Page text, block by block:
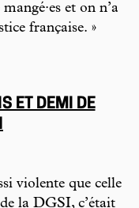
et on n’a
française. »
ET DEMI DE
violente que celle
la DGSI, c’était